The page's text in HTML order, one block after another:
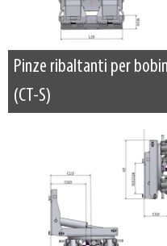
Pinze ribaltanti per
(CT-S)